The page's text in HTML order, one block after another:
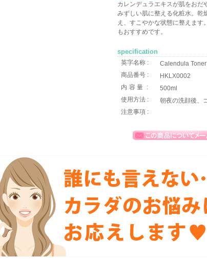
カレンデュラエキスが肌をおだ
みずしい肌に整える化粧水。乾
え、すこやかな状態に整えます
もおすすめです。
specification
英字名称 :
Calendula
商品番号 :
HKLX0002
内容量 :
500ml
使用方法 :
朝夜の洗顔後、
注意事項 :